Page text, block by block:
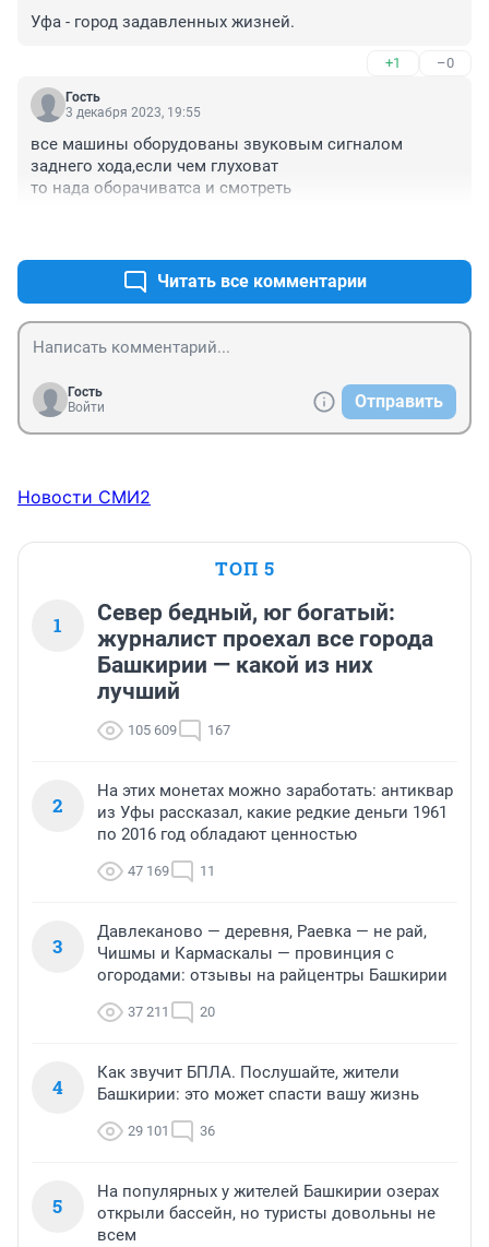
Уфа - город задавленных жизней.
+1 –0
Гость
3 декабря 2023, 19:55
все машины оборудованы звуковым сигналом
заднего хода,если чем глуховат
то нада оборачиватса и смотреть
Читать все комментарии
Гость
Войти
Отправить
Новости СМИ2
ТОП 5
1
Север бедный, юг богатый:
журналист проехал все города
Башкирии — какой из них
лучший
105 609 167
2
На этих монетах можно заработать: антиквар
из Уфы рассказал, какие редкие деньги 1961
по 2016 год обладают ценностью
47 169 11
3
Давлеканово — деревня, Раевка — не рай,
Чишмы и Кармаскалы — провинция с
огородами: отзывы на райцентры Башкирии
37 211 20
4
Как звучит БПЛА. Послушайте, жители
Башкирии: это может спасти вашу жизнь
29 101 36
5
На популярных у жителей Башкирии озерах
открыли бассейн, но туристы довольны не
всем